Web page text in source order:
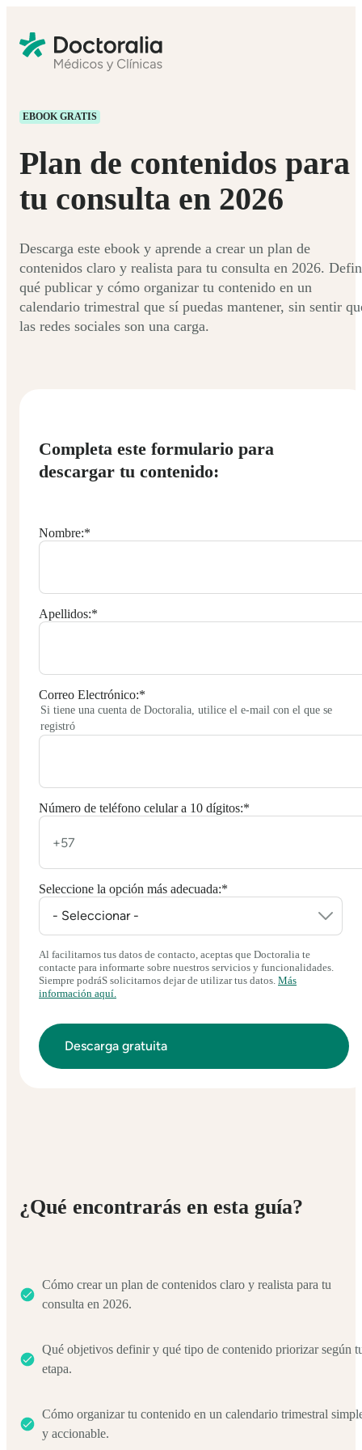
EBOOK GRATIS
Plan de contenidos para
tu consulta en 2026
Descarga este ebook y aprende a crear un plan de
contenidos claro y realista para tu consulta en 2026.
qué publicar y cómo organizar tu contenido en un
calendario trimestral que sí puedas mantener, sin sentir
las redes sociales son una carga.
Completa este formulario para
descargar tu contenido:
Nombre:*
Apellidos:*
Correo Electrónico:*
Si tiene una cuenta de Doctoralia, utilice el e-mail con el que se
registró
Número de teléfono celular a 10 dígitos:*
Seleccione la opción más adecuada:*
Al facilitarnos tus datos de contacto, aceptas que Doctoralia te
contacte para informarte sobre nuestros servicios y funcionalidades.
Siempre podráS solicitarnos dejar de utilizar tus datos. Más
información aquí.
¿Qué encontrarás en esta guía?
Cómo crear un plan de contenidos claro y realista para tu
consulta en 2026.
Qué objetivos definir y qué tipo de contenido priorizar según
etapa.
Cómo organizar tu contenido en un calendario trimestral
y accionable.